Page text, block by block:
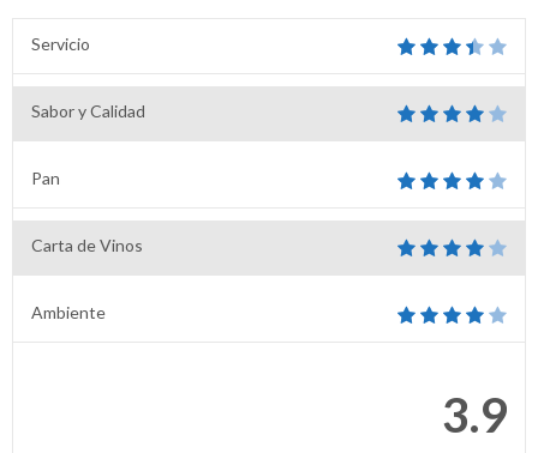
Servicio
Sabor y Calidad
Pan
Carta de Vinos
Ambiente
3.9